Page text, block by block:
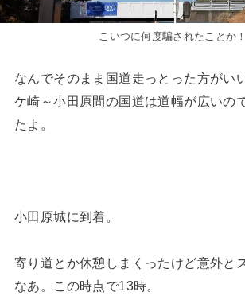
こいつに何度騙されたことか！
なんでそのまま国道走っとった方がい
ケ崎～小田原間の国道は道幅が広いの
たよ。
小田原城に到着。
寄り道とか休憩しまくったけど意外と
なあ。この時点で13時。